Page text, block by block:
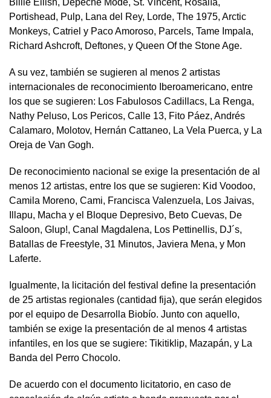
Portishead, Pulp, Lana del Rey, Lorde, The 1975, Arctic
Monkeys, Catriel y Paco Amoroso, Parcels, Tame Impala,
Richard Ashcroft, Deftones, y Queen Of the Stone Age.
A su vez, también se sugieren al menos 2 artistas
internacionales de reconocimiento Iberoamericano, entre
los que se sugieren: Los Fabulosos Cadillacs, La Renga,
Nathy Peluso, Los Pericos, Calle 13, Fito Páez, Andrés
Calamaro, Molotov, Hernán Cattaneo, La Vela Puerca, y La
Oreja de Van Gogh.
De reconocimiento nacional se exige la presentación de al
menos 12 artistas, entre los que se sugieren: Kid Voodoo,
Camila Moreno, Cami, Francisca Valenzuela, Los Jaivas,
Illapu, Macha y el Bloque Depresivo, Beto Cuevas, De
Saloon, Glup!, Canal Magdalena, Los Pettinellis, DJ´s,
Batallas de Freestyle, 31 Minutos, Javiera Mena, y Mon
Laferte.
Igualmente, la licitación del festival define la presentación
de 25 artistas regionales (cantidad fija), que serán elegidos
por el equipo de Desarrolla Biobío. Junto con aquello,
también se exige la presentación de al menos 4 artistas
infantiles, en los que se sugiere: Tikitiklip, Mazapán, y La
Banda del Perro Chocolo.
De acuerdo con el documento licitatorio, en caso de